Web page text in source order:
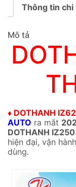
Thông tin chi
Mô tả
♦ DOTHANH
AUTO ra mắt
DOTHANH IZ250
hiện đại, vận
dùng.